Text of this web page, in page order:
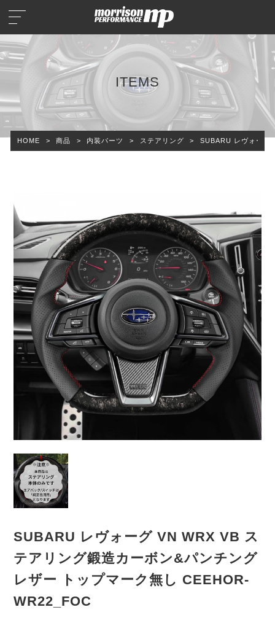
ITEMS
HOME > 商品 > 内装パーツ > ステアリング > SUBARU レヴォーグ
SUBARU レヴォーグ VN WRX VB ス
テアリング鍛造カーボン&パンチング
レザー トップマーク無し CEEHOR-
WR22_FOC